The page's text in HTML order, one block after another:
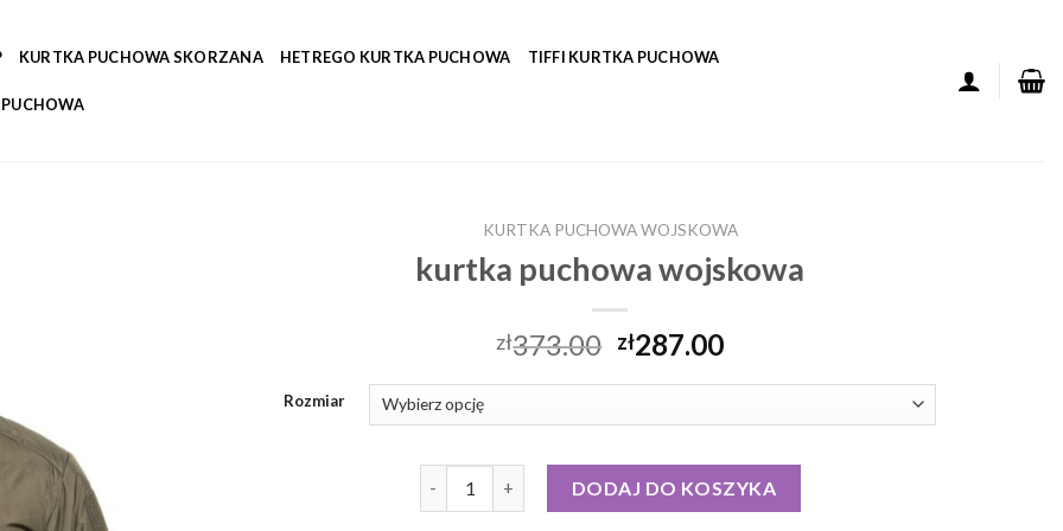
KURTKA PUCHOWA SKORZANA HETREGO KURTKA PUCHOWA TIFFI KURTKA PUCHOWA
KURTKA PUCHOWA WOJSKOWA
kurtka puchowa wojskowa
zł373.00 zł287.00
Rozmiar
DODAJ DO KOSZYKA